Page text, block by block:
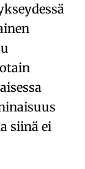
siinä ei